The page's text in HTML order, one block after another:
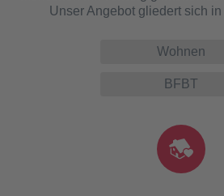
Unser Angebot gliedert sich
Wohnen
BFBT